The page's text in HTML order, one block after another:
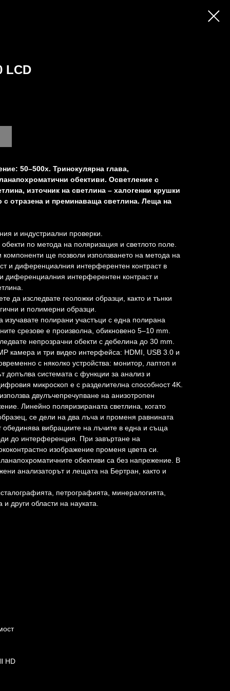
LCD
50–500x. Тринокулярна глава,
обективи. Осветление с
източник на светлина – халогенни крушки
с отразена и преминаваща светлина. Леща на
и индустриални проверки.
по метода на поляризация и светлото поле.
ще позволи използването на метода на
и диференциалния интерферентен контраст в
диференциалния интерферентен контраст и
да изследвате геоложки образци, както и тънки
и полимерни образци.
изучавате полирани участъци с една полирана
срезове е произволна, обикновено 5–10 mm.
непрозрачни обекти с дебелина до 30 mm.
камера и три видео интерфейса: HDMI, USB 3.0 и
с няколко устройства: монитор, лаптоп и
допълва системата с функции за анализ и
микроскоп е с разделителна способност 4K.
двулъчепречупване на анизотропен
Линейно поляризираната светлина, когато
се дели на два лъча и променя равнината
обединява вибрациите на лъчите в една и съща
до интерференция. При завъртане на
изображение променя цвета си.
обективи са без напрежение. В
анализаторът и лещата на Бертран, както и
петрографията, минералогията,
други области на науката.
HD